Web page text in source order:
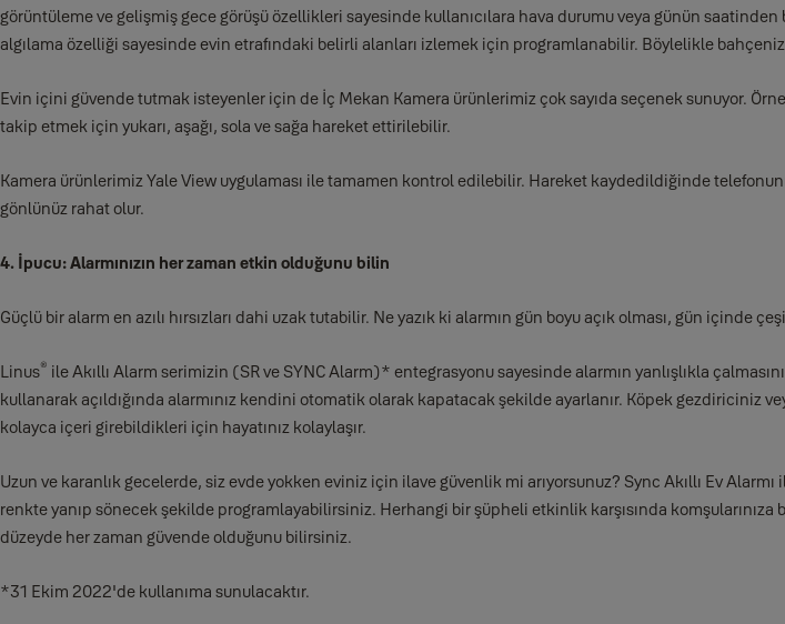
görüntüleme ve gelişmiş gece görüşü özellikleri sayesinde kullanıcılara hava durumu veya günün
algılama özelliği sayesinde evin etrafındaki belirli alanları izlemek için programlanabilir. Böylelikle
Evin içini güvende tutmak isteyenler için de İç Mekan Kamera ürünlerimiz çok sayıda seçenek sunuyor.
takip etmek için yukarı, aşağı, sola ve sağa hareket ettirilebilir.
Kamera ürünlerimiz Yale View uygulaması ile tamamen kontrol edilebilir. Hareket kaydedildiğinde
gönlünüz rahat olur.
4. İpucu: Alarmınızın her zaman etkin olduğunu bilin
Güçlü bir alarm en azılı hırsızları dahi uzak tutabilir. Ne yazık ki alarmın gün boyu açık olması, gün
Linus® ile Akıllı Alarm serimizin (SR ve SYNC Alarm)* entegrasyonu sayesinde alarmın yanlışlıkla
kullanarak açıldığında alarmınız kendini otomatik olarak kapatacak şekilde ayarlanır. Köpek gezdiriciniz
kolayca içeri girebildikleri için hayatınız kolaylaşır.
Uzun ve karanlık gecelerde, siz evde yokken eviniz için ilave güvenlik mi arıyorsunuz? Sync Akıllı Ev
renkte yanıp sönecek şekilde programlayabilirsiniz. Herhangi bir şüpheli etkinlik karşısında
düzeyde her zaman güvende olduğunu bilirsiniz.
*31 Ekim 2022'de kullanıma sunulacaktır.